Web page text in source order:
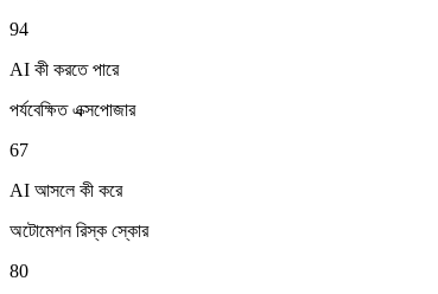
94
AI কী করতে পারে
পর্যবেক্ষিত এক্সপোজার
67
AI আসলে কী করে
অটোমেশন রিস্ক স্কোর
80